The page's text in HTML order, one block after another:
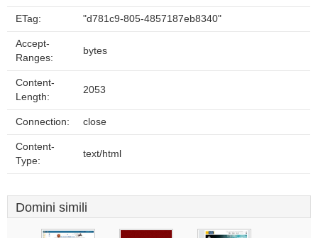
ETag: "d781c9-805-4857187eb8340"
Accept-
Ranges:
bytes
Content-
Length:
2053
Connection: close
Content-
Type:
text/html
Domini simili